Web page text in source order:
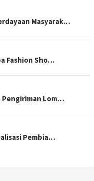
Masyarak…
Fashion Sho…
Pengiriman Lom…
Pembia…